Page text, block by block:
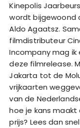
Kinepolis
wordt bijgewoond
Aldo Agaatsz.
filmdistributeur
Incompany mag
deze filmrelease.
Jakarta tot de
vrijkaarten
van de
hoe je kans
prijs? Lees dan